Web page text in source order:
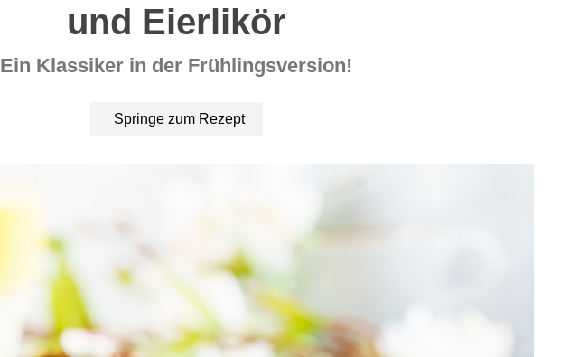
und Eierlikör
Ein Klassiker in der Frühlingsversion!
Springe zum Rezept